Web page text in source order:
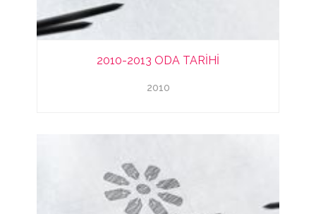
2010-2013 ODA TARİHİ
2010